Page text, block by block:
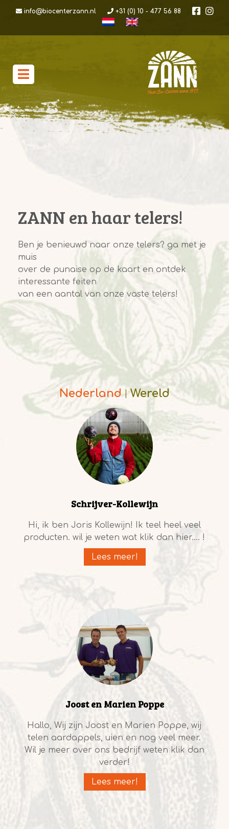
info@biocenterzann.nl +31 (0) 10 - 477 56 88
ZANN en haar telers!
Ben je benieuwd naar onze telers? ga met je
muis
over de punaise op de kaart en ontdek
interessante feiten
van een aantal van onze vaste telers!
Nederland Wereld
Schrijver-Kollewijn
Hi, ik ben Joris Kollewijn! Ik teel heel veel
producten. wil je weten wat klik dan hier.... !
Lees meer!
Joost en Marien Poppe
Hallo, Wij zijn Joost en Marien Poppe, wij
telen aardappels, uien en nog veel meer.
Wil je meer over ons bedrijf weten klik dan
verder!
Lees meer!